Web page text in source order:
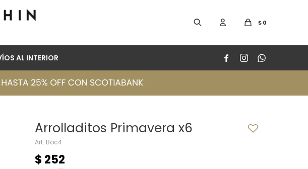
AL INTERIOR
$0
  
Arrolladitos Primavera x6
Boc4
$ 252